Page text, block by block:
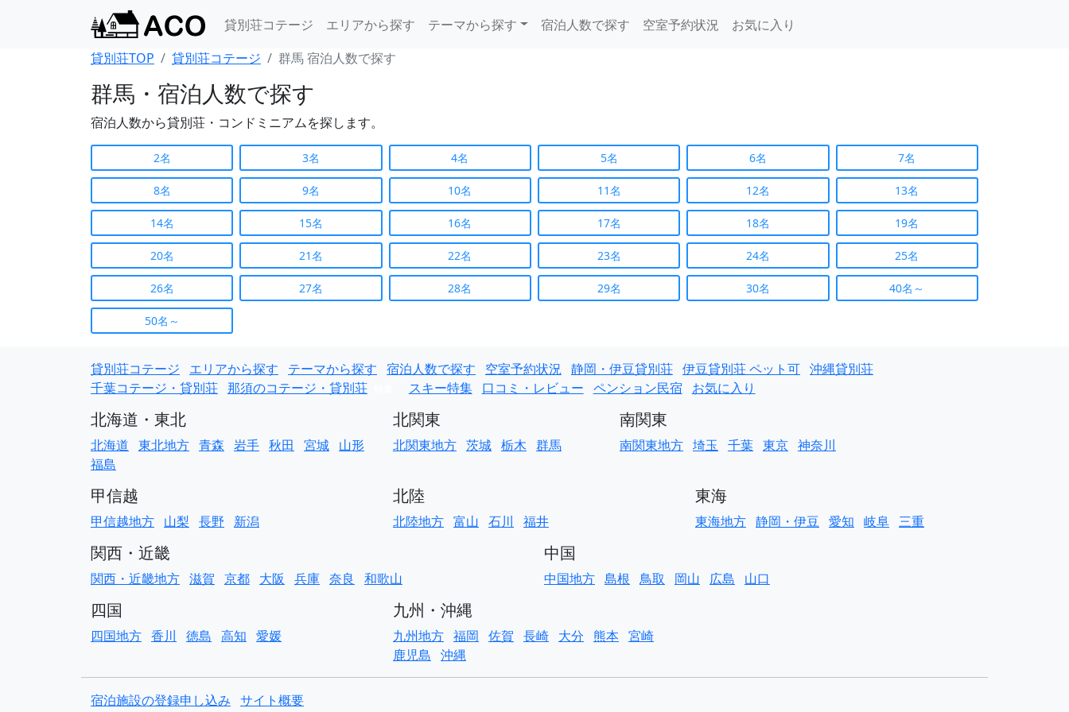
貸別荘コテージ エリアから探す テーマから探す 宿泊人数で探す 空室予約状況
お気に入り
貸別荘TOP
貸別荘コテージ 群馬 宿泊人数で探す
群馬・宿泊人数で探す
宿泊人数から貸別荘・コンドミニアムを探します。
2名 3名 4名 5名 6名 7名
8名 9名 10名 11名 12名 13名
14名 15名 16名 17名 18名 19名
20名 21名 22名 23名 24名 25名
26名 27名 28名 29名 30名 40名～
50名～
貸別荘コテージ エリアから探す テーマから探す 宿泊人数で探す 空室予約状況 静岡・伊豆貸別荘 伊豆貸別荘 ペット可 沖縄貸別荘
千葉コテージ・貸別荘 那須のコテージ・貸別荘 スキー特集 口コミ・レビュー ペンション民宿 お気に入り
北海道・東北
北海道 東北地方 青森 岩手 秋田 宮城 山形
福島
北関東
北関東地方 茨城 栃木 群馬
南関東
南関東地方 埼玉 千葉 東京 神奈川
甲信越
甲信越地方 山梨 長野 新潟
北陸
北陸地方 富山 石川 福井
東海
東海地方 静岡・伊豆 愛知 岐阜 三重
関西・近畿
関西・近畿地方 滋賀 京都 大阪 兵庫 奈良 和歌山
中国
中国地方 島根 鳥取 岡山 広島 山口
四国
四国地方 香川 徳島 高知 愛媛
九州・沖縄
九州地方 福岡 佐賀 長崎 大分 熊本 宮崎
鹿児島 沖縄
宿泊施設の登録申し込み サイト概要